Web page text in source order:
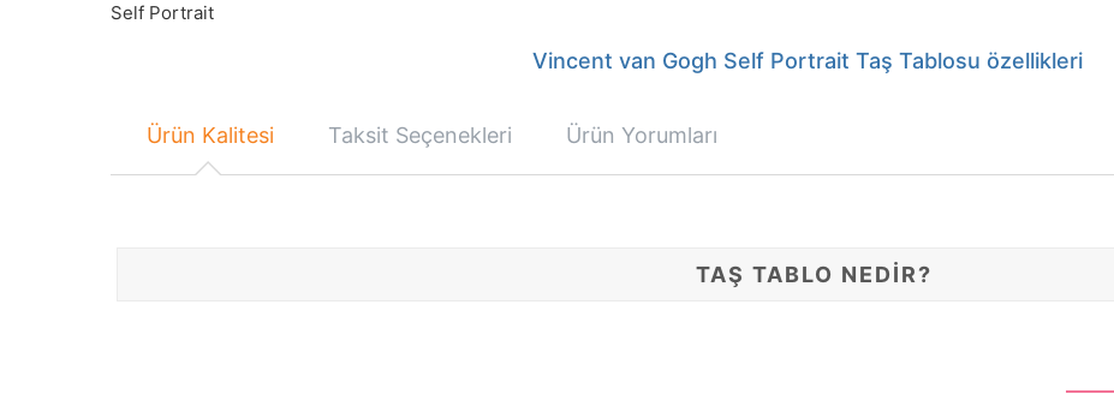
Self Portrait
Vincent van Gogh Self Portrait Taş Tablosu özellikleri
Ürün Kalitesi Taksit Seçenekleri Ürün Yorumları
TAŞ TABLO NEDİR?